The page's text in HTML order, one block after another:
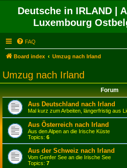
Deutsche in IRLAND |
Luxembourg
FAQ
Board index Umzug nach Irland
Umzug nach Irland
Forum
Aus Deutschland nach Irland
Mal kurz zum Arbeiten, längerfristig aus
Aus Österreich nach Irland
Aus den Alpen an die Irische Küste
Topics: 6
Aus der Schweiz nach Irland
Vom Genfer See an die Irische See
Topics: 7